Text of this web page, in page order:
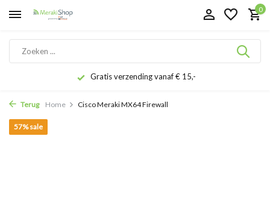
0
Gratis verzending vanaf € 15,-
Terug Home Cisco Meraki MX64 Firewall
57% sale